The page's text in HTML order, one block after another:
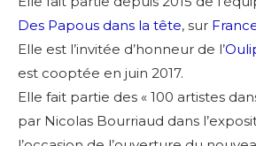
Des Papous dans la tête, sur
Elle est l’invitée d’honneur de l’
est cooptée en juin 2017.
Elle fait partie des « 100 artistes
par Nicolas Bourriaud dans